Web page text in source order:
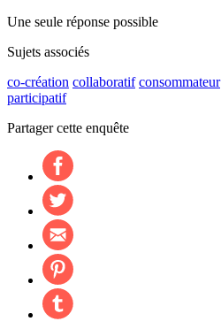
Une seule réponse possible
Sujets associés
co-création collaboratif consommateur
participatif
Partager cette enquête